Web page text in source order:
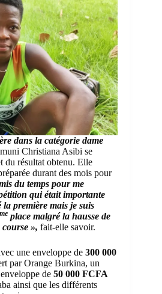
dans la catégorie dame
Christiana Asibi se
du résultat obtenu. Elle
durant des mois pour
du temps pour me
qui était importante
la première mais je suis
place malgré la hausse de
», fait-elle savoir.
une enveloppe de 300 000
par Orange Burkina, un
de 50 000 FCFA
ainsi que les différents